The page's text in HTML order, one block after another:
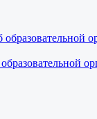
образовательной